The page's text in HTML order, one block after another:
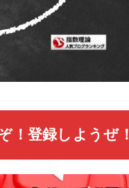
！登録しようぜ！